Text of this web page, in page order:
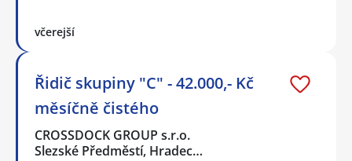
včerejší
Řidič skupiny "C" - 42.000,- Kč
měsíčně čistého
CROSSDOCK GROUP s.r.o.
Slezské Předměstí, Hradec…